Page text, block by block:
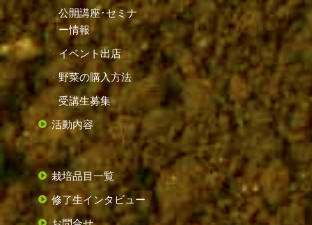
公開講座･セミナ
ー情報
イベント出店
野菜の購入方法
受講生募集
活動内容
栽培品目一覧
修了生インタビュー